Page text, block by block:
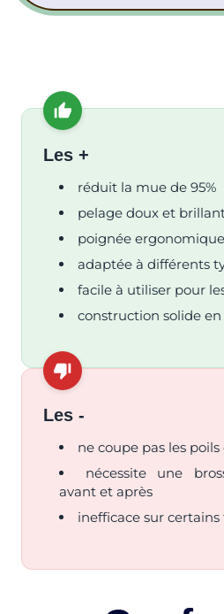
Les +
réduit la mue de 95%
pelage doux et brillant
poignée
adaptée à différents
facile à utiliser pour
construction solide en
Les -
ne coupe pas les
nécessite une
avant et après
inefficace sur certains